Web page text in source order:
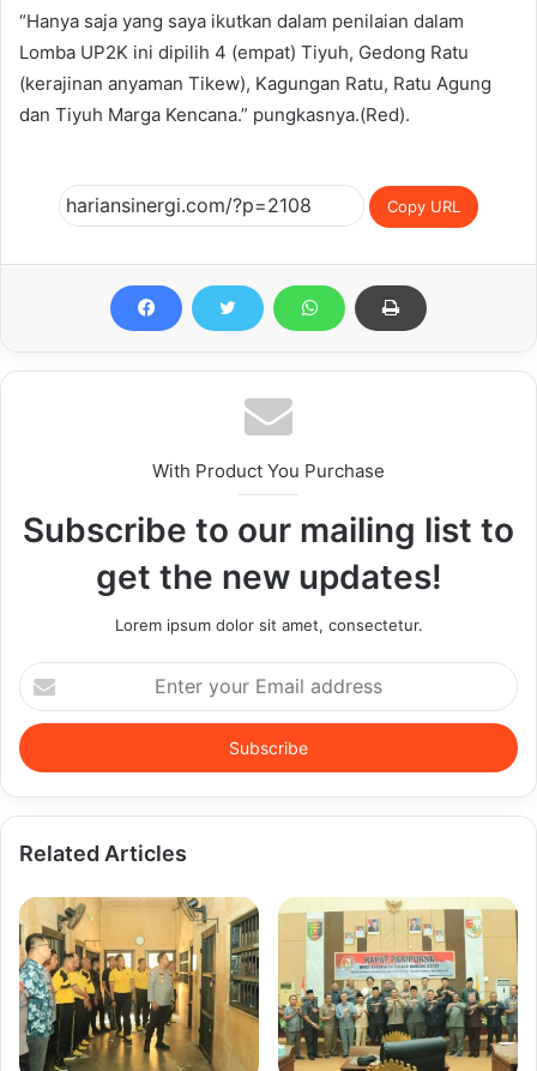
“Hanya saja yang saya ikutkan dalam penilaian dalam
Lomba UP2K ini dipilih 4 (empat) Tiyuh, Gedong Ratu
(kerajinan anyaman Tikew), Kagungan Ratu, Ratu Agung
dan Tiyuh Marga Kencana.” pungkasnya.(Red).
Copy URL
With Product You Purchase
Subscribe to our mailing list to
get the new updates!
Lorem ipsum dolor sit amet, consectetur.
Enter
your
Email
address
Related Articles